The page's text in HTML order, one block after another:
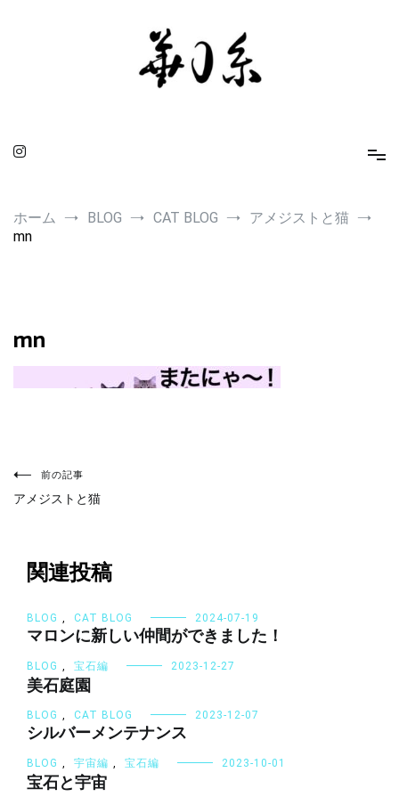
ホーム BLOG CAT BLOG
アメジストと猫
mn
mn
投
稿
ナ
ゲ
ー
シ
ョ
ン
前の記事
アメジストと猫
関連投稿
BLOG CAT BLOG 2024-07-19
マロンに新しい仲間ができました！
BLOG 宝石編 2023-12-27
美石庭園
BLOG CAT BLOG 2023-12-07
シルバーメンテナンス
BLOG 宇宙編 宝石編 2023-10-01
宝石と宇宙